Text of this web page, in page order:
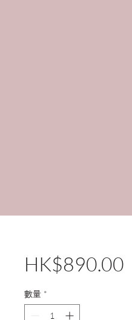
HK$890.00價
數量 *